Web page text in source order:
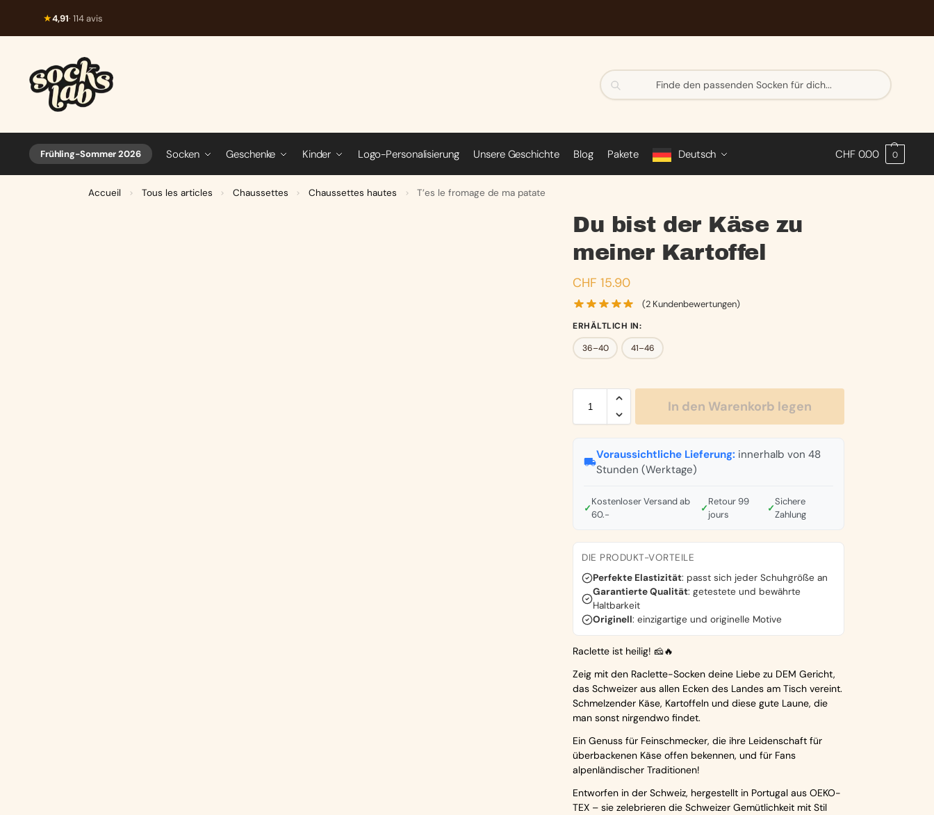
★4,91· 114 avis
ch
Frühling-Sommer 2026 Socken Geschenke Kinder Logo-Personalisierung Unsere Geschichte Blog Pakete Deutsch CHF0.00 0
Accueil > Tous les articles > Chaussettes > Chaussettes hautes > T’es le fromage de ma patate
Du bist der Käse zu
meiner Kartoffel
CHF 15.90
(2Kundenbewertungen)
ERHÄLTLICH IN:
36–40
41–46
In den Warenkorb legen
Voraussichtliche Lieferung: innerhalb von 48
Stunden (Werktage)
✓
Kostenloser Versand ab
60.-
✓
Retour 99
jours
✓
Sichere
Zahlung
DIE PRODUKT-VORTEILE
Perfekte Elastizität: passt sich jeder Schuhgröße an
Garantierte Qualität: getestete und bewährte
Haltbarkeit
Originell: einzigartige und originelle Motive
Raclette ist heilig! 🧀🔥
Zeig mit den Raclette-Socken deine Liebe zu DEM Gericht,
das Schweizer aus allen Ecken des Landes am Tisch vereint.
Schmelzender Käse, Kartoffeln und diese gute Laune, die
man sonst nirgendwo findet.
Ein Genuss für Feinschmecker, die ihre Leidenschaft für
überbackenen Käse offen bekennen, und für Fans
alpenländischer Traditionen!
Entworfen in der Schweiz, hergestellt in Portugal aus OEKO-
TEX – sie zelebrieren die Schweizer Gemütlichkeit mit Stil